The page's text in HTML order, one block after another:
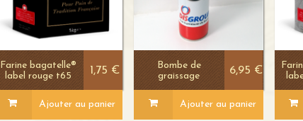
Farine bagatelle®
label rouge t65
1,75 €
Ajouter au panier
Bombe de
graissage
6,95 €
Ajouter au panier